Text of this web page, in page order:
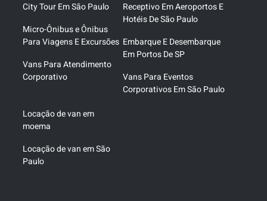
City Tour Em São Paulo
Micro-Ônibus e Ônibus
Para Viagens E Excursões
Vans Para Atendimento
Corporativo
Receptivo Em Aeroportos E
Hotéis De São Paulo
Embarque E Desembarque
Em Portos De SP
Vans Para Eventos
Corporativos Em São Paulo
Locação de van em
moema
Locação de van em São
Paulo